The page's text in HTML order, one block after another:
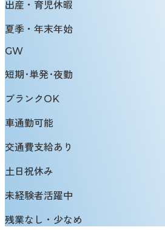
出産・育児休暇
夏季・年末年始
GW
短期･単発･夜勤
ブランクOK
車通勤可能
交通費支給あり
土日祝休み
未経験者活躍中
残業なし・少なめ